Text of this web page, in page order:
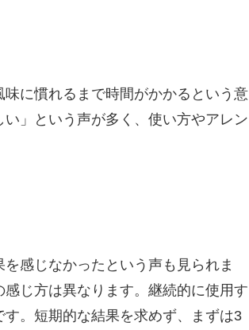
に慣れるまで時間がかかるという意
」という声が多く、使い方やアレン
感じなかったという声も見られま
じ方は異なります。継続的に使用す
。短期的な結果を求めず、まずは3